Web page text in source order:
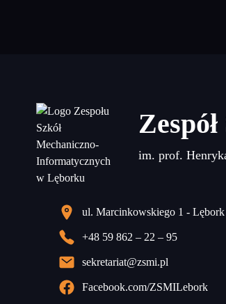
im. prof.
ul. Marcinkowskiego 1 -
+48 59 862 – 22 – 95
sekretariat@zsmi.pl
Facebook.com/ZSMILebork